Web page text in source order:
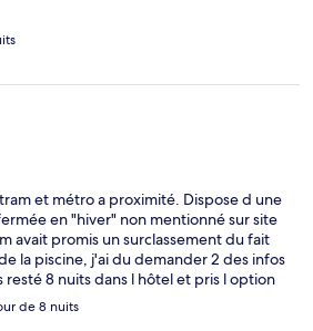
et métro a proximité. Dispose d une
en "hiver" non mentionné sur site
avait promis un surclassement du fait
la piscine, j'ai du demander 2 des infos
resté 8 nuits dans l hôtel et pris l option
pu être fait par la direction. De
des chambres du site Expedia ne
de 8 nuits